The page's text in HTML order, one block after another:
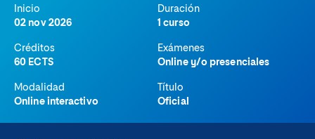
Inicio
02 nov 2026
Duración
1 curso
Créditos
60 ECTS
Exámenes
Online y/o presenciales
Modalidad
Online interactivo
Título
Oficial